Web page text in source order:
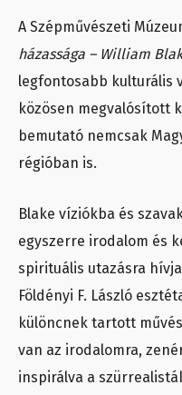
A Szépművészeti
házassága – William
legfontosabb kulturális
közösen megvalósított
bemutató nemcsak
régióban is.
Blake víziókba és
egyszerre irodalom és
spirituális utazásra
Földényi F. László
különcnek tartott
van az irodalomra,
inspirálva a